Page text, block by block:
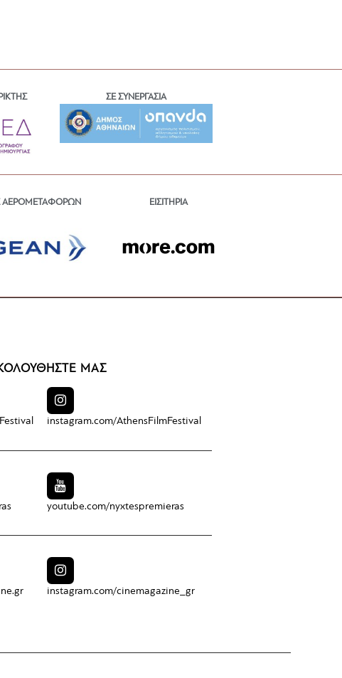
ΣΕ ΣΥΝΕΡΓΑΣΙΑ
ΑΕΡΟΜΕΤΑΦΟΡΩΝ ΕΙΣΙΤΗΡΙΑ
ΜΑΣ
instagram.com/AthensFilmFestival
youtube.com/nyxtespremieras
instagram.com/cinemagazine_gr